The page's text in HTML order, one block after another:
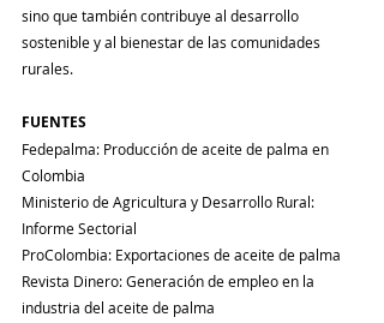
sino que también contribuye al desarrollo
sostenible y al bienestar de las comunidades
rurales.
FUENTES
Fedepalma: Producción de aceite de palma en
Colombia
Ministerio de Agricultura y Desarrollo Rural:
Informe Sectorial
ProColombia: Exportaciones de aceite de palma
Revista Dinero: Generación de empleo en la
industria del aceite de palma